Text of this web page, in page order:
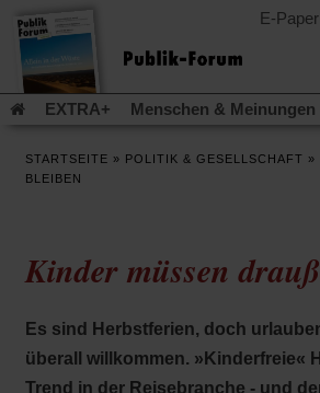
E-Paper
EXTRA+ Menschen & Meinungen
Aufstehen & Handeln
Leserinitiative Publik-Forum e.V.
einem
neuen
Tab)
Gefährlicher
Gleichberechtigung
Künstliche
Krieg und Frieden(Öffnet
Gott neu denken
Flucht und Migration
Video-Podcast
STARTSEITE » POLITIK & GESELLSCHAFT »
LEIBEN
Kinder müssen
Es sind Herbstferien, doch
überall willkommen. »Kinderfreie«
Trend in der Reisebranche - und